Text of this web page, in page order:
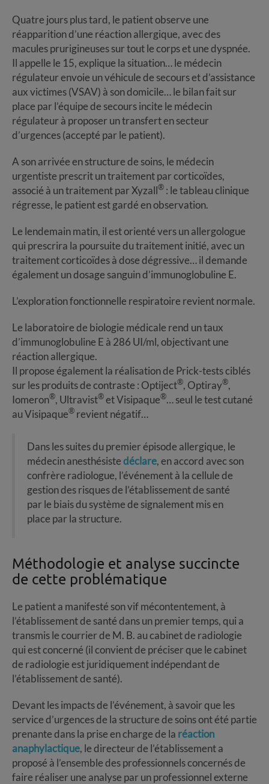
Quatre jours plus tard, le patient observe une
réapparition d’une réaction allergique, avec des
macules prurigineuses sur tout le corps et une dyspnée.
Il appelle le 15, explique la situation… le médecin
régulateur envoie un véhicule de secours et d’assistance
aux victimes (VSAV) à son domicile… le bilan fait sur
place par l’équipe de secours incite le médecin
régulateur à proposer un transfert en secteur
d’urgences (accepté par le patient).
A son arrivée en structure de soins, le médecin
urgentiste prescrit un traitement par corticoïdes,
associé à un traitement par Xyzall® : le tableau clinique
régresse, le patient est gardé en observation.
Le lendemain matin, il est orienté vers un allergologue
qui prescrira la poursuite du traitement initié, avec un
traitement corticoïdes à dose dégressive… il demande
également un dosage sanguin d’immunoglobuline E.
L’exploration fonctionnelle respiratoire revient normale.
Le laboratoire de biologie médicale rend un taux
d’immunoglobuline E à 286 UI/ml, objectivant une
réaction allergique.
Il propose également la réalisation de Prick-tests ciblés
sur les produits de contraste : Optiject®, Optiray®,
Iomeron®, Ultravist®et Visipaque®… seul le test cutané
au Visipaque® revient négatif…
Dans les suites du premier épisode allergique, le
médecin anesthésistedéclare, en accord avec son
confrère radiologue, l’événement à la cellule de
gestion des risques de l’établissement de santé
par le biais du système de signalement mis en
place par la structure.
Méthodologie et analyse succincte
de cette problématique
Le patient a manifesté son vif mécontentement, à
l’établissement de santé dans un premier temps, qui a
transmis le courrier de M. B. au cabinet de radiologie
qui est concerné (il convient de préciser que le cabinet
de radiologie est juridiquement indépendant de
l’établissement de santé).
Devant les impacts de l’événement, à savoir que les
service d’urgences de la structure de soins ont été partie
prenante dans la prise en charge de la réaction
anaphylactique, le directeur de l’établissement a
proposé à l’ensemble des professionnels concernés de
faire réaliser une analyse par un professionnel externe